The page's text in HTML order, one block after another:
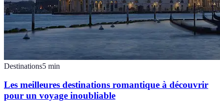
Destinations5 min
Les meilleures destinations romantique à découvrir
pour un voyage inoubliable